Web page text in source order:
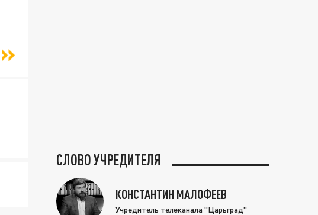
СЛОВО УЧРЕДИТЕЛЯ
КОНСТАНТИН МАЛОФЕЕВ
Учредитель телеканала "Царьград"